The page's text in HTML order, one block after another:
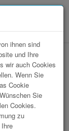
ihnen sind
und Ihre
wir auch Cookies
Wenn Sie
Cookie
Sie
Cookies.
zu